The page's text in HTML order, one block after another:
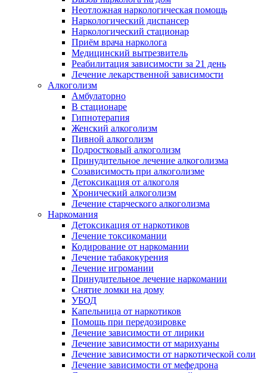
Неотложная наркологическая помощь
Наркологический диспансер
Наркологический стационар
Приём врача нарколога
Медицинский вытрезвитель
Реабилитация зависимости за 21 день
Лечение лекарственной зависимости
Алкоголизм
Амбулаторно
В стационаре
Гипнотерапия
Женский алкоголизм
Пивной алкоголизм
Подростковый алкоголизм
Принудительное лечение алкоголизма
Созависимость при алкоголизме
Детоксикация от алкоголя
Хронический алкоголизм
Лечение старческого алкоголизма
Наркомания
Детоксикация от наркотиков
Лечение токсикомании
Кодирование от наркомании
Лечение табакокурения
Лечение игромании
Принудительное лечение наркомании
Снятие ломки на дому
УБОД
Капельница от наркотиков
Помощь при передозировке
Лечение зависимости от лирики
Лечение зависимости от марихуаны
Лечение зависимости от наркотической соли
Лечение зависимости от мефедрона